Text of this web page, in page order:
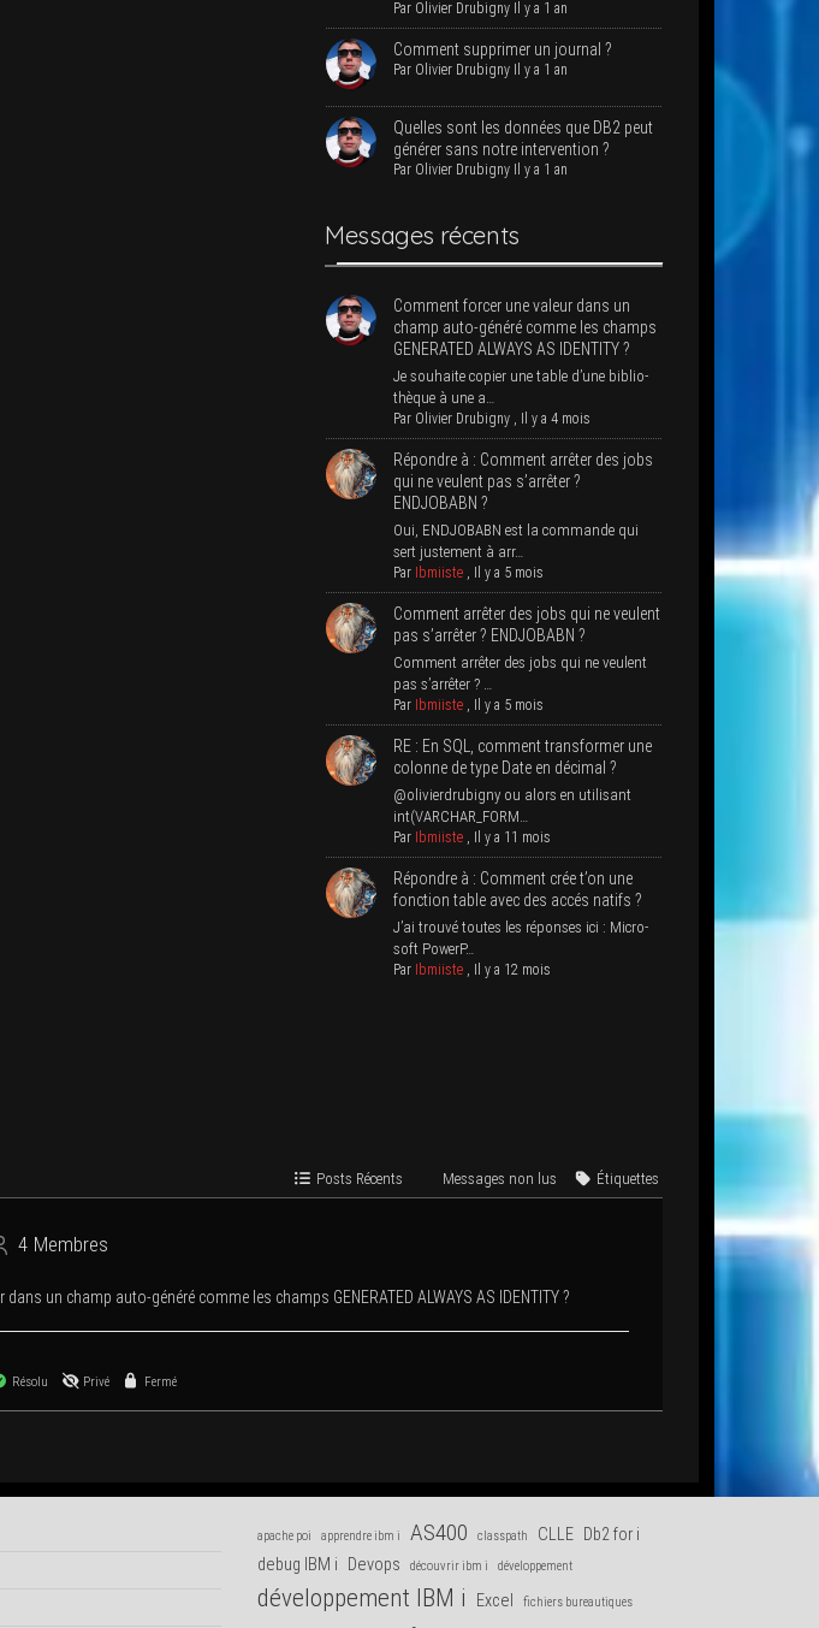
Par Oli­vier Dru­bi­gny Il y a 1 an
Com­ment sup­pri­mer un journal ?
Par Oli­vier Dru­bi­gny Il y a 1 an
Quelles sont les don­nées que DB2 peut
géné­rer sans notre intervention ?
Par Oli­vier Dru­bi­gny Il y a 1 an
Mes­sages récents
Com­ment for­cer une valeur dans un
champ auto-géné­ré comme les champs
GENERATED ALWAYS AS IDENTITY ?
Je sou­haite copier une table d’une biblio­
thèque à une a…
Par Oli­vier Dru­bi­gny, Il y a 4 mois
Répondre à : Com­ment arrê­ter des jobs
qui ne veulent pas s’ar­rê­ter ?
ENDJOBABN ?
Oui, ENDJOBABN est la com­mande qui
sert jus­te­ment à arr…
Par Ibmiiste, Il y a 5 mois
Com­ment arrê­ter des jobs qui ne veulent
pas s’ar­rê­ter ? ENDJOBABN ?
Com­ment arrê­ter des jobs qui ne veulent
pas s’arrêter ? …
Par Ibmiiste, Il y a 5 mois
RE : En SQL, com­ment trans­for­mer une
colonne de type Date en décimal ?
@olivierdrubigny ou alors en uti­li­sant
int(VARCHAR_FORM…
Par Ibmiiste, Il y a 11 mois
Répondre à : Com­ment crée t’on une
fonc­tion table avec des accés natifs ?
J’ai trou­vé toutes les réponses ici : Micro­
soft PowerP…
Par Ibmiiste, Il y a 12 mois
Posts Récents Mes­sages non lus Éti­quettes
4 Membres
un champ auto-géné­ré comme les champs GENERATED ALWAYS AS IDENTITY ?
Résolu Privé Fermé
apache poi apprendre ibm i AS400 classpath CLLE Db2 for i
debug IBM i
Devops découvrir ibm i développement
développement IBM i Excel fichiers bureautiques